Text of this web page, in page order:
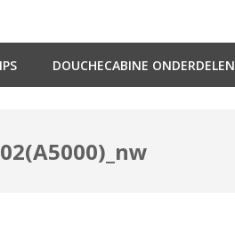
DOUCHECABINE ONDERDELEN